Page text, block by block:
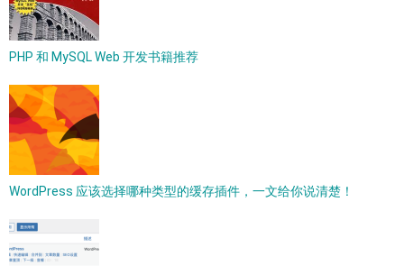
PHP 和 MySQL Web 开发书籍推荐
WordPress 应该选择哪种类型的缓存插件，一文给你说清楚！